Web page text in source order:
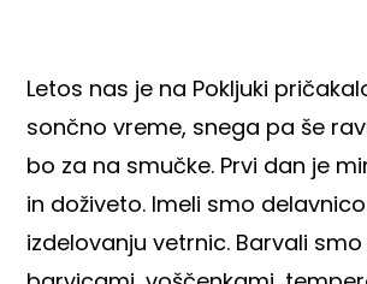
Letos nas je na Pokljuki
sončno vreme, snega pa še
bo za na smučke. Prvi dan je
in doživeto. Imeli smo
izdelovanju vetrnic. Barvali